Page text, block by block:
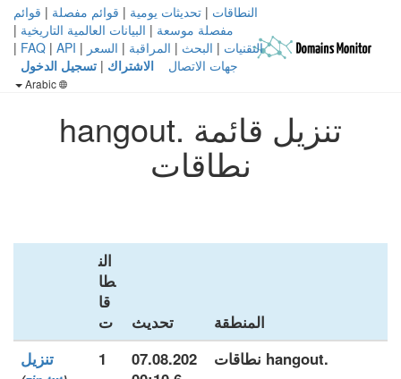
النطاقات | تحديثات يومية | قوائم مفصلة | قوائم
مفصلة موسعة | البيانات العالمية التاريخية |
التقنيات | البحث | المراقبة | السعر |
FAQ | API
|
جهات الاتصال
الاشتراك | تسجيل الدخول
تنزيل قائمة .hangout
نطاقات
المنطقة تحديث
الن
طا
قا
ت
.hangout نطاقات
07.08.202
1 تنزيل